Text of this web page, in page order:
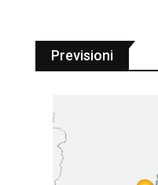
Previsioni